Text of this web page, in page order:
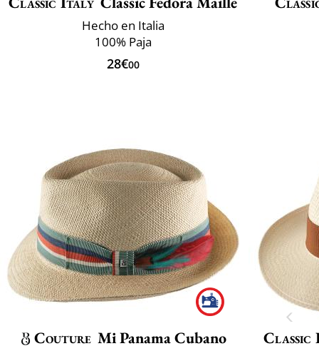
Hecho en Italia
100% Paja
28€00
Couture Mi Panama Cubano